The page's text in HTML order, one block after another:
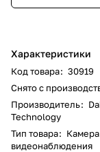
Характеристики
Код товара: 30919
Снято с
Производитель:
Technology
Тип товара: Камера
видеонаблюдения